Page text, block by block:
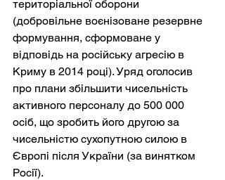
територіальної оборони
(добровільне воєнізоване резервне
формування, сформоване у
відповідь на російську агресію в
Криму в 2014 році). Уряд оголосив
про плани збільшити чисельність
активного персоналу до 500 000
осіб, що зробить його другою за
чисельністю сухопутною силою в
Європі після України (за винятком
Росії).